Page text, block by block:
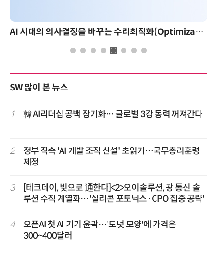
AI 시대의 의사결정을 바꾸는 수리최적화(Optimization): 실제 산업 적용 사례와 활용 전략
SW 많이 본 뉴스
1 韓 AI리더십 공백 장기화… 글로벌 3강 동력 꺼져간다
2
정부 직속 'AI 개발 조직 신설' 초읽기…국무총리훈령
제정
3
[테크데이, 빛으로 通한다]<2>오이솔루션, 광 통신 솔
루션 수직 계열화…'실리콘 포토닉스·CPO 집중 공략'
4
오픈AI 첫 AI 기기 윤곽…'도넛 모양'에 가격은
300~400달러